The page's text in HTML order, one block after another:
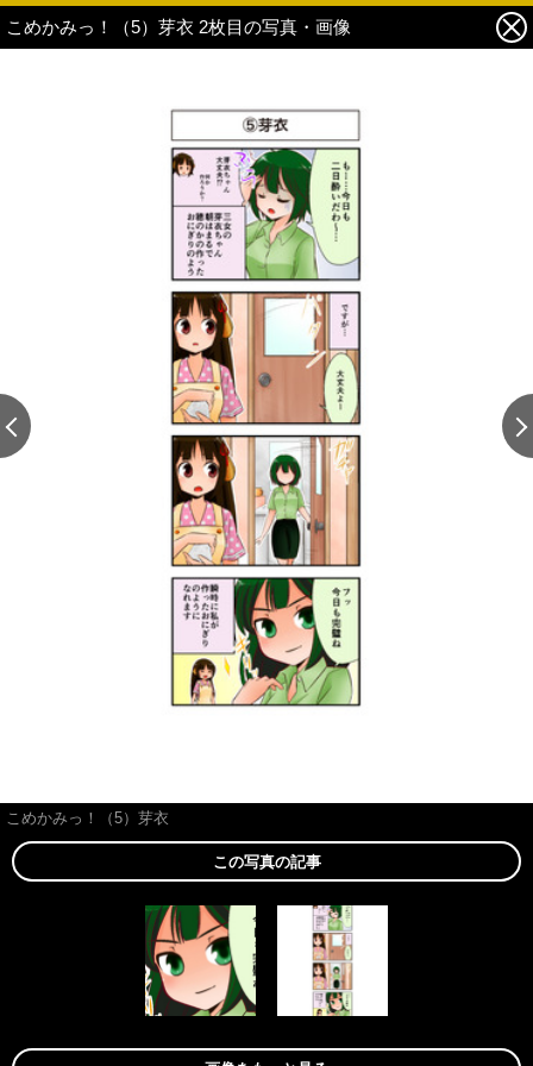
こめかみっ！（5）芽衣 2枚目の写真・画像
こめかみっ！（5）芽衣
この写真の記事